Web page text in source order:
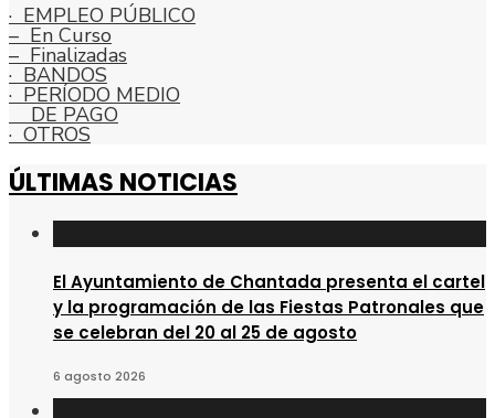
· EMPLEO PÚBLICO
– En Curso
– Finalizadas
· BANDOS
· PERÍODO MEDIO
DE PAGO
· OTROS
ÚLTIMAS NOTICIAS
El Ayuntamiento de Chantada presenta el cartel
y la programación de las Fiestas Patronales que
se celebran del 20 al 25 de agosto
6 agosto 2026